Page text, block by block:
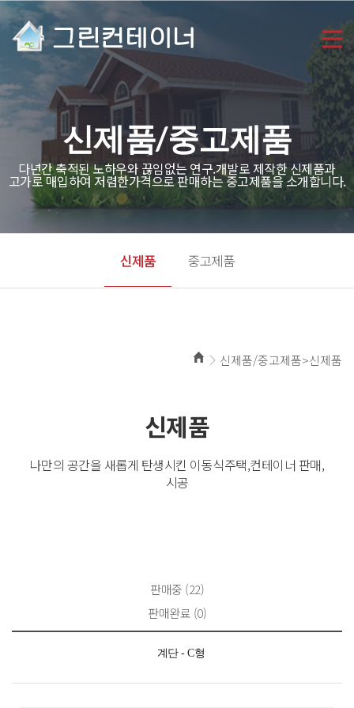
신제품/중고제품
다년간 축적된 노하우와 끊임없는 연구.개발로 제작한 신제품과
고가로 매입하여 저렴한가격으로 판매하는 중고제품을 소개합니다.
신제품 중고제품
신제품/중고제품>신제품
신제품
나만의 공간을 새롭게 탄생시킨 이동식주택,컨테이너 판매,
시공
판매중 (22)
판매완료 (0)
계단 - C형